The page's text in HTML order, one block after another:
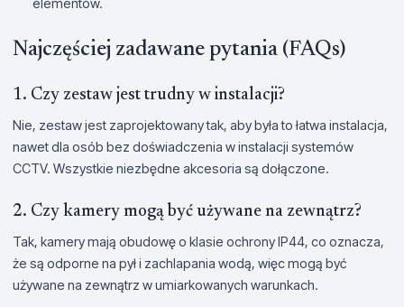
Najczęściej zadawane pytania (FAQs)
1. Czy zestaw jest trudny w instalacji?
Nie, zestaw jest zaprojektowany tak, aby była to łatwa instalacja,
nawet dla osób bez doświadczenia w instalacji systemów
CCTV. Wszystkie niezbędne akcesoria są dołączone.
2. Czy kamery mogą być używane na zewnątrz?
Tak, kamery mają obudowę o klasie ochrony IP44, co oznacza,
że są odporne na pył i zachlapania wodą, więc mogą być
używane na zewnątrz w umiarkowanych warunkach.